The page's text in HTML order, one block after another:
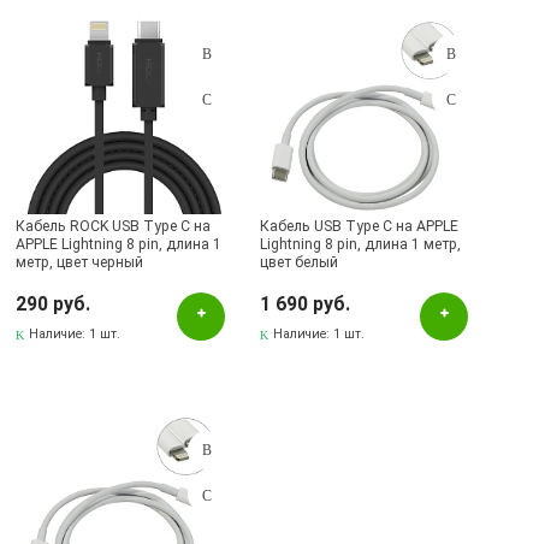
Наличие в магазинах
Pаспределительный центр
Альметьевск, ул.Ленина, 132, ТЦ ЛЕНТА
Бавлы, ул.Пионерская, 11
Бугульма, ул.Ленина, 145, ТЦ ЭССЕН
Бугульма, ул.Ленина, 2Б, ТД ТЕХНОПОЛИС
Бугульма, ул.Советская, 82
Бугульма, ул.Тукая, 70
Октябрьский, ул.Островского, 6А / Б113, ТЦ АСТРУМ
Скуд.Видео
Кабель ROCK USB Type C на
APPLE Lightning 8 pin, длина 1
метр, цвет черный
290 руб.
Наличие: 1 шт.
Кабель USB Type C на APPLE
Lightning 8 pin, длина 1 метр,
цвет белый
1 690 руб.
Наличие: 1 шт.